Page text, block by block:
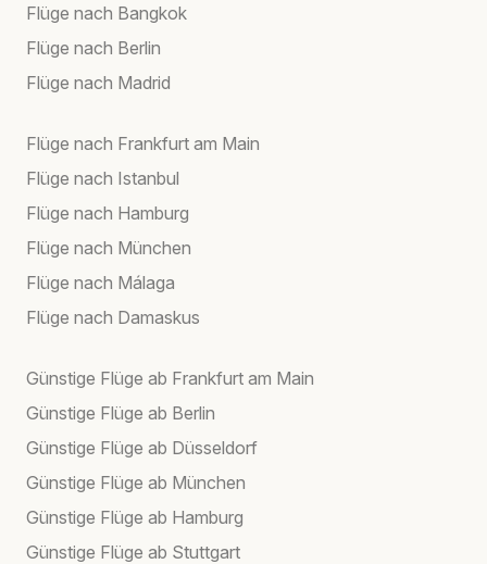
Flüge nach Bangkok
Flüge nach Berlin
Flüge nach Madrid
Flüge nach Frankfurt am Main
Flüge nach Istanbul
Flüge nach Hamburg
Flüge nach München
Flüge nach Málaga
Flüge nach Damaskus
Günstige Flüge ab Frankfurt am Main
Günstige Flüge ab Berlin
Günstige Flüge ab Düsseldorf
Günstige Flüge ab München
Günstige Flüge ab Hamburg
Günstige Flüge ab Stuttgart